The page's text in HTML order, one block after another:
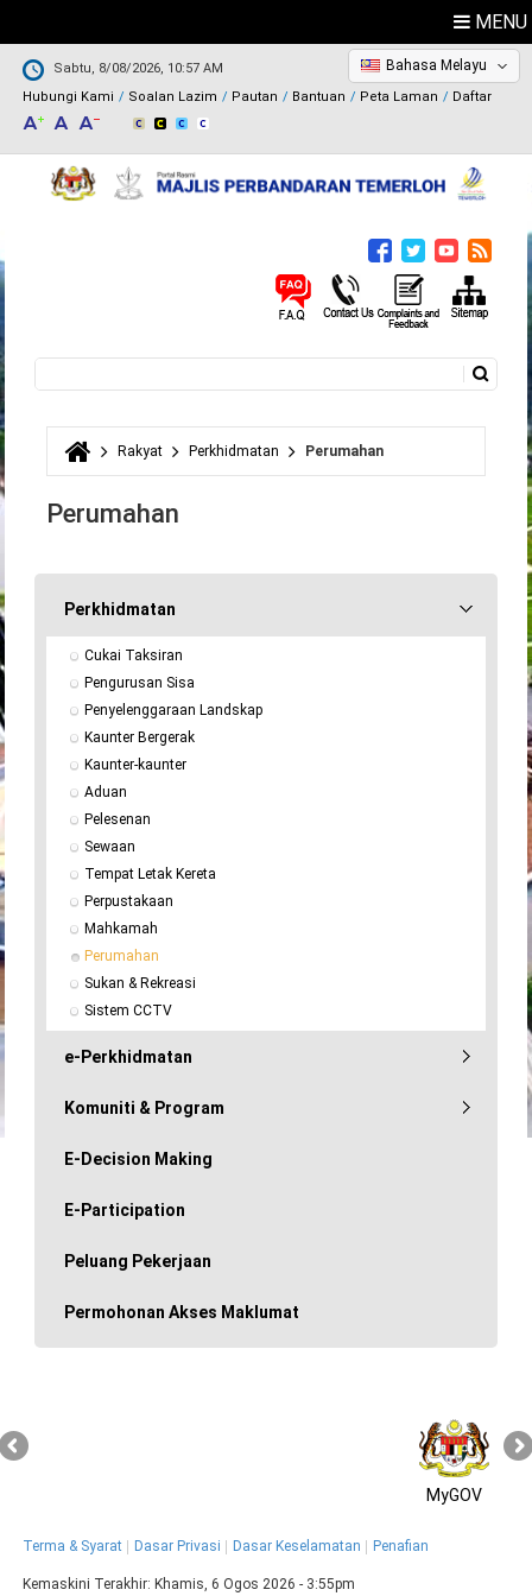
MENU
Sabtu, 8/08/2026, 10:57 AM
Hubungi Kami
Soalan Lazim Pautan Bantuan Peta Laman Daftar
Bahasa Melayu
Borang carian
Anda di sini
Rakyat Perkhidmatan Perumahan
Perumahan
Perkhidmatan
Cukai Taksiran
Pengurusan Sisa
Penyelenggaraan Landskap
Kaunter Bergerak
Kaunter-kaunter
Aduan
Pelesenan
Sewaan
Tempat Letak Kereta
Perpustakaan
Mahkamah
Perumahan
Sukan & Rekreasi
Sistem CCTV
e-Perkhidmatan
Komuniti & Program
E-Decision Making
E-Participation
Peluang Pekerjaan
Permohonan Akses Maklumat
MyGOV
Terma & Syarat Dasar Privasi Dasar Keselamatan Penafian
Kemaskini Terakhir: Khamis, 6 Ogos 2026 - 3:55pm